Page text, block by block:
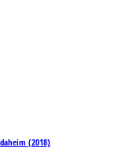
(2018)